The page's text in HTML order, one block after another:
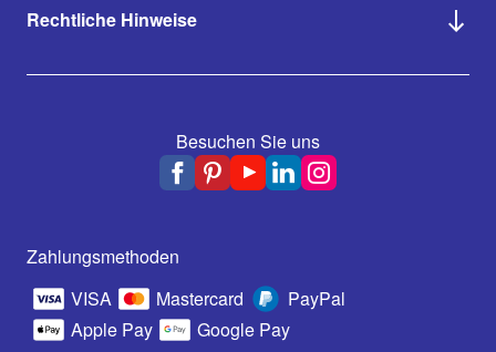
Rechtliche Hinweise
Besuchen Sie uns
Zahlungsmethoden
VISA
Mastercard
PayPal
Apple Pay
Google Pay